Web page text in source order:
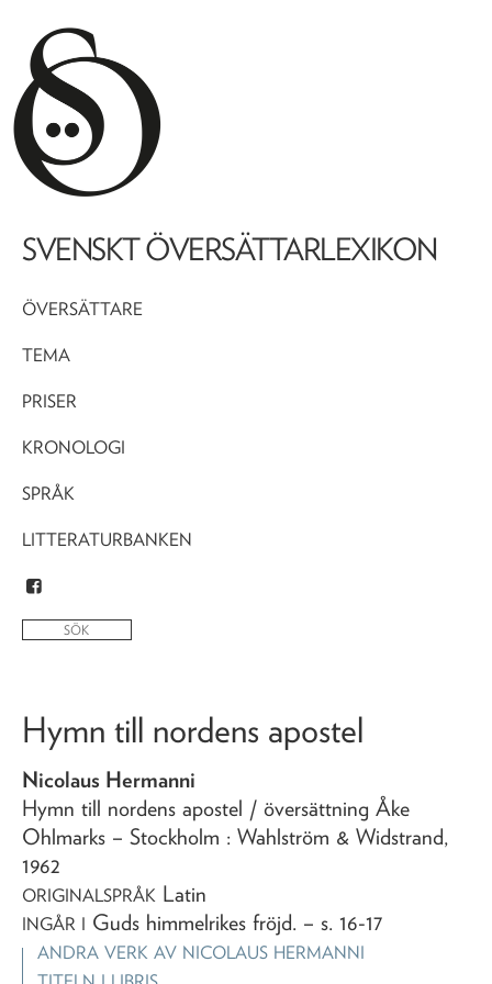
SVENSKT ÖVERSÄTTARLEXIKON
ÖVERSÄTTARE
TEMA
PRISER
KRONOLOGI
SPRÅK
LITTERATURBANKEN
Hymn till nordens apostel
Nicolaus Hermanni
Hymn till nordens apostel / översättning Åke
Ohlmarks – Stockholm : Wahlström & Widstrand,
1962
ORIGINALSPRÅK Latin
INGÅR I Guds himmelrikes fröjd. – s. 16-17
ANDRA VERK AV NICOLAUS HERMANNI